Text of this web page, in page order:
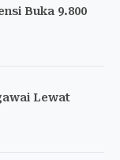
Buka 9.800
Lewat